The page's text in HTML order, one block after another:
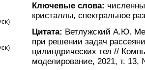
Ключевые слова:
кристаллы, спектральное
Цитата: Ветлужский А.Ю.
при решении задач
цилиндрических тел //
моделирование, 2021, т.